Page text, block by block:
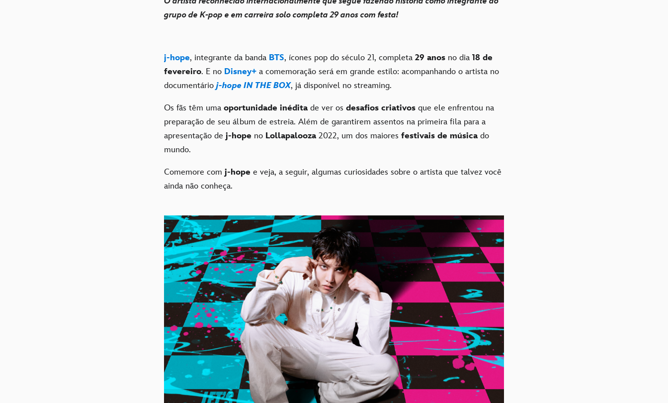
grupo de K-pop e em carreira solo completa 29 anos com festa!
j-hope, integrante da banda BTS, ícones pop do século 21, completa 29 anos no dia 18 de
fevereiro. E no Disney+ a comemoração será em grande estilo: acompanhando o artista no
documentárioj-hope IN THE BOX, já disponível no streaming.
Os fãs têm uma oportunidade inéditade ver os desafios criativos que ele enfrentou na
preparação de seu álbum de estreia. Além de garantirem assentos na primeira fila para a
apresentação de j-hope no Lollapalooza 2022, um dos maiores festivais de música do
mundo.
Comemore com j-hope e veja, a seguir, algumas curiosidades sobre o artista que talvez você
ainda não conheça.